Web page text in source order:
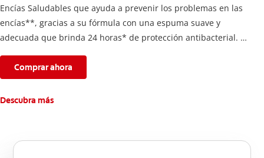
Encías Saludables que ayuda a prevenir los problemas en las
encías**, gracias a su fórmula con una espuma suave y
adecuada que brinda 24 horas* de protección antibacterial.
semanas.
**Causados por bacterias.
Comprar ahora
Descubra más